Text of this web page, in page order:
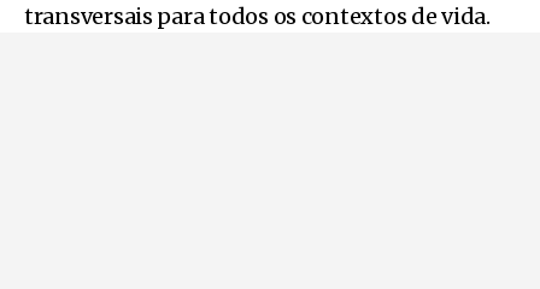
transversais para todos os contextos de vida.